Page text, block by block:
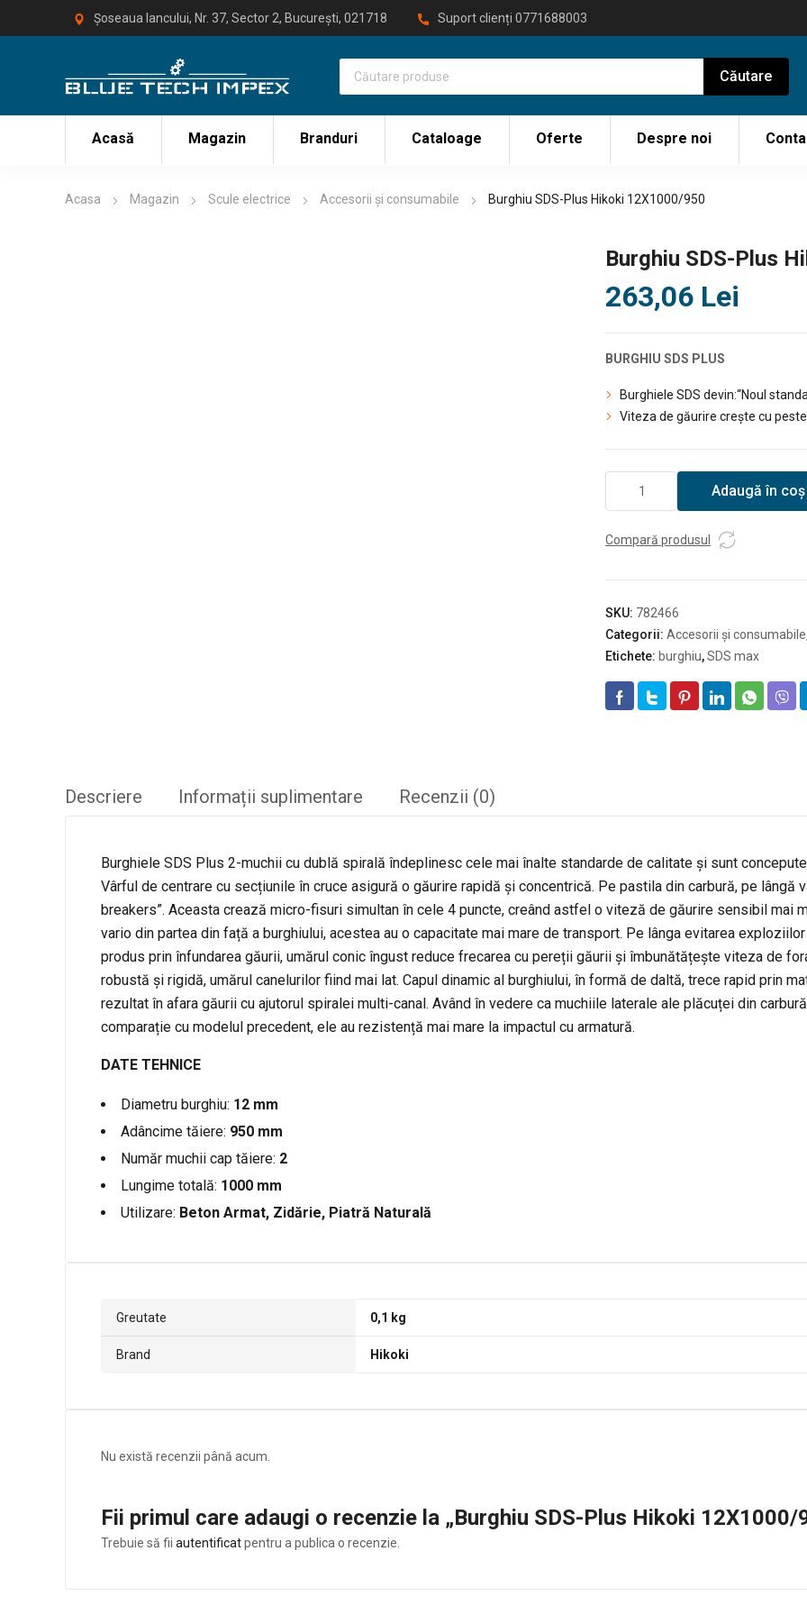
Șoseaua Iancului, Nr. 37, Sector 2, București, 021718 Suport clienți 0771688003
Acasă Magazin Branduri Cataloage Oferte Despre noi
Acasa Magazin Scule electrice Accesorii și consumabile Burghiu SDS-Plus Hikoki 12X1000/950
Burghiu SDS-Plus
263,06 Lei
BURGHIU SDS PLUS
Burghiele SDS devin:“Noul
Viteza de găurire crește cu
Burghiu
Plus
Adaugă în coș
Compară produsul
SKU: 782466
Categorii: Accesorii și consumabile
Etichete: burghiu,SDS max
Descriere Informații suplimentare Recenzii (0)
Burghiele SDS Plus 2-muchii cu dublă spirală îndeplinesc cele mai înalte standarde de calitate și sunt
Vârful de centrare cu secțiunile în cruce asigură o găurire rapidă și concentrică. Pe pastila din carbură, pe lângă
breakers”. Aceasta crează micro-fisuri simultan în cele 4 puncte, creând astfel o viteză de găurire sensibil mai
vario din partea din față a burghiului, acestea au o capacitate mai mare de transport. Pe lânga evitarea
produs prin înfundarea găurii, umărul conic îngust reduce frecarea cu pereții găurii și îmbunătățește viteza de
robustă și rigidă, umărul canelurilor fiind mai lat. Capul dinamic al burghiului, în formă de daltă, trece rapid prin
rezultat în afara găurii cu ajutorul spiralei multi-canal. Având în vedere ca muchiile laterale ale plăcuței din
comparație cu modelul precedent, ele au rezistență mai mare la impactul cu armatură.
DATE TEHNICE
Diametru burghiu: 12 mm
Adâncime tăiere: 950 mm
Număr muchii cap tăiere: 2
Lungime totală: 1000 mm
Utilizare: Beton Armat, Zidărie, Piatră Naturală
Greutate 0,1 kg
Brand Hikoki
Nu există recenzii până acum.
Fii primul care adaugi o recenzie la „Burghiu SDS-Plus Hikoki 12X1000/
Trebuie să fii autentificatpentru a publica o recenzie.